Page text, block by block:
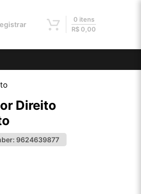
0 itens
R$ 0,00
Direito
9624639877